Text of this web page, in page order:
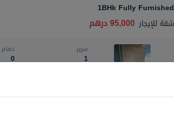
1BHk Fully Furnished
شقة للإيجار 95,000 درهم
سرير
1
حمام
0